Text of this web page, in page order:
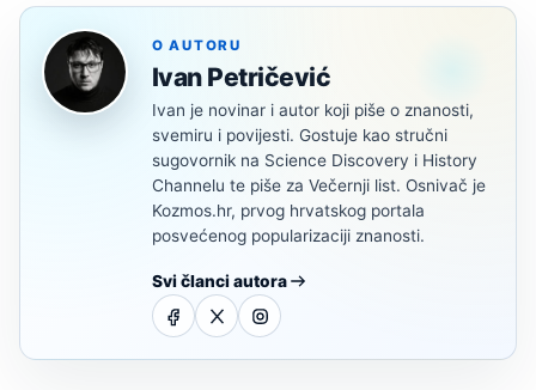
O AUTORU
Ivan Petričević
Ivan je novinar i autor koji piše o znanosti,
svemiru i povijesti. Gostuje kao stručni
sugovornik na Science Discovery i History
Channelu te piše za Večernji list. Osnivač je
Kozmos.hr, prvog hrvatskog portala
posvećenog popularizaciji znanosti.
Svi članci autora